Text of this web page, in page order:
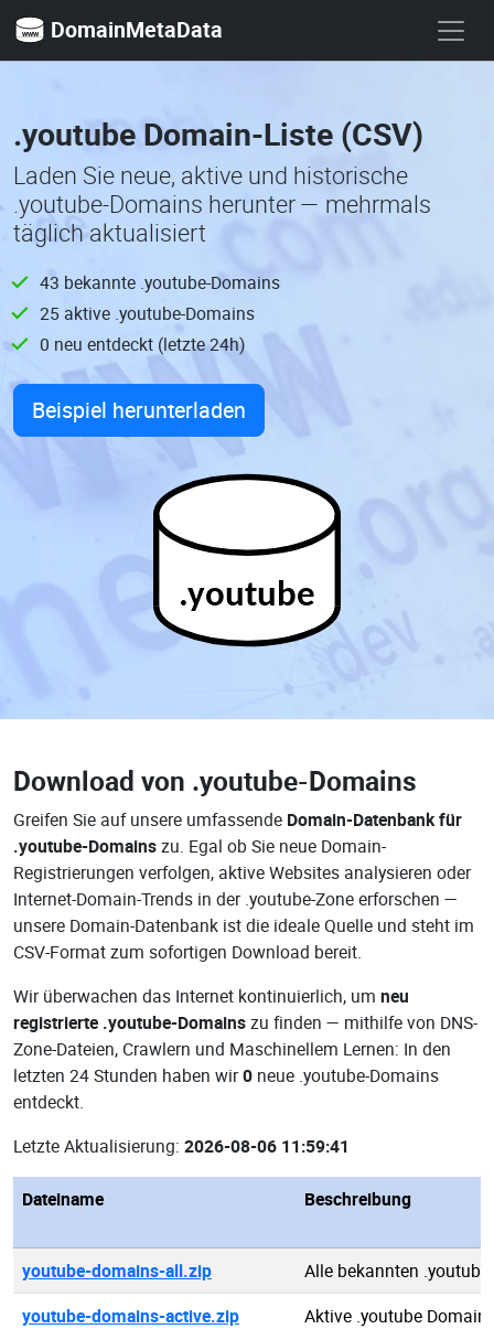
DomainMetaData
.youtube Domain-Liste (CSV)
Laden Sie neue, aktive und historische
.youtube-Domains herunter — mehrmals
täglich aktualisiert
43 bekannte .youtube-Domains
25 aktive .youtube-Domains
0 neu entdeckt (letzte 24h)
Beispiel herunterladen
.youtube
Download von .youtube-Domains
Greifen Sie auf unsere umfassende Domain-Datenbank für
.youtube-Domainszu. Egal ob Sie neue Domain-
Registrierungen verfolgen, aktive Websites analysieren oder
Internet-Domain-Trends in der .youtube-Zone erforschen —
unsere Domain-Datenbank ist die ideale Quelle und steht im
CSV-Format zum sofortigen Download bereit.
Wir überwachen das Internet kontinuierlich, um neu
registrierte .youtube-Domainszu finden — mithilfe von DNS-
Zone-Dateien, Crawlern und Maschinellem Lernen: In den
letzten 24 Stunden haben wir0 neue .youtube-Domains
entdeckt.
Letzte Aktualisierung: 2026-08-06 11:59:41
Dateiname Beschreibung
youtube-domains-all.zip
Alle bekannten
youtube-domains-active.zip
Aktive .youtube